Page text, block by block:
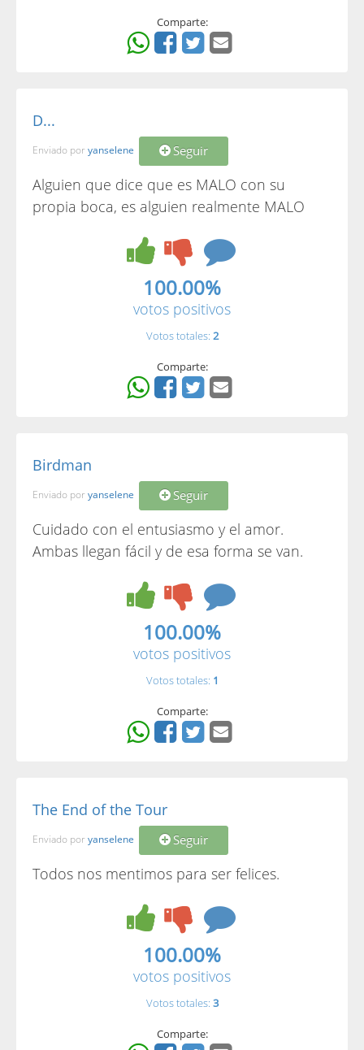
Comparte:
D...
Enviado por yanselene Seguir
Alguien que dice que es MALO con su
propia boca, es alguien realmente MALO
100.00%
votos positivos
Votos totales: 2
Comparte:
Birdman
Enviado por yanselene Seguir
Cuidado con el entusiasmo y el amor.
Ambas llegan fácil y de esa forma se van.
100.00%
votos positivos
Votos totales: 1
Comparte:
The End of the Tour
Enviado por yanselene Seguir
Todos nos mentimos para ser felices.
100.00%
votos positivos
Votos totales: 3
Comparte: